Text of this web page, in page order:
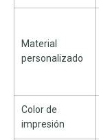
Material
personalizado
Color de
impresión